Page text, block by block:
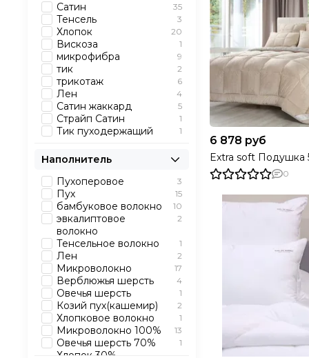
6 878 руб
Extra soft Подушка
0
Сатин
35
Тенсель 3
Хлопок 20
Вискоза 1
микрофибра 9
тик 2
трикотаж 6
Лен 4
Сатин жаккард 5
Страйп Сатин 1
Тик пуходержащий 1
Наполнитель
Пухоперовое
3
Пух 15
бамбуковое волокно 10
эвкалиптовое
волокно
2
Тенсельное волокно 1
Лен 2
Микроволокно 17
Верблюжья шерсть 4
Овечья шерсть 1
Козий пух(кашемир) 2
Хлопковое волокно 1
Микроволокно 100% 13
Овечья шерсть 70%
Хлопок 30%
1